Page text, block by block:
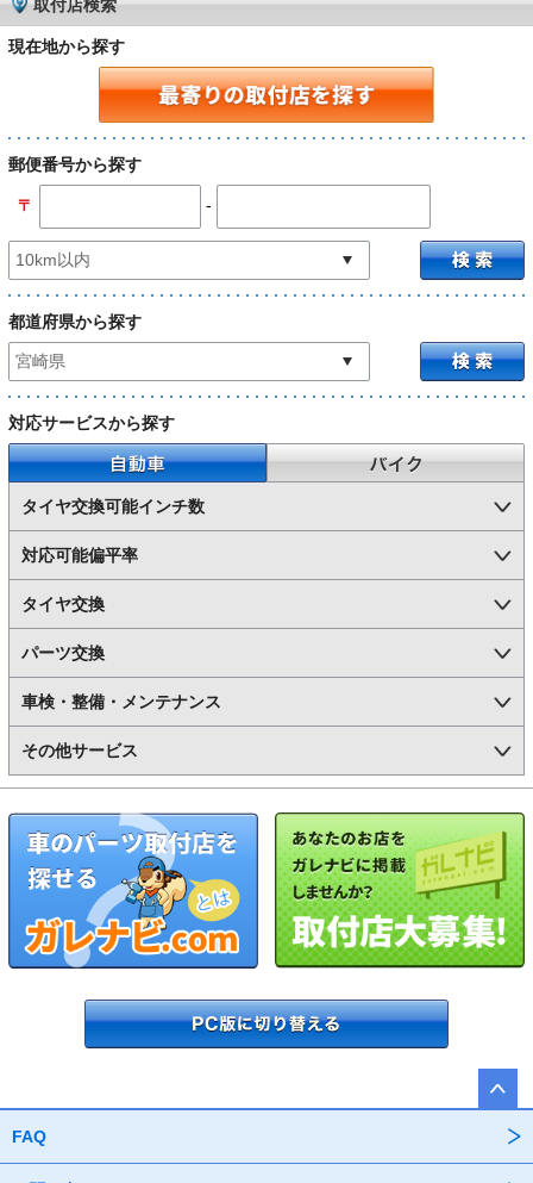
取付店検索
現在地から探す
郵便番号から探す
〒 -
都道府県から探す
対応サービスから探す
自動車
タイヤ交換可能インチ数
対応可能偏平率
タイヤ交換
パーツ交換
車検・整備・メンテナンス
その他サービス
FAQ